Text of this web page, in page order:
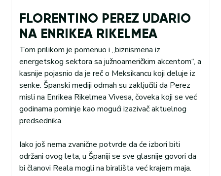
FLORENTINO PEREZ UDARIO
NA ENRIKEA RIKELMEA
Tom prilikom je pomenuo i „biznismena iz
energetskog sektora sa južnoameričkim akcentom“, a
kasnije pojasnio da je reč o Meksikancu koji deluje iz
senke. Španski mediji odmah su zaključili da Perez
misli na Enrikea Rikelmea Vivesa, čoveka koji se već
godinama pominje kao mogući izazivač aktuelnog
predsednika.
Iako još nema zvanične potvrde da će izbori biti
održani ovog leta, u Španiji se sve glasnije govori da
bi članovi Reala mogli na birališta već krajem maja.